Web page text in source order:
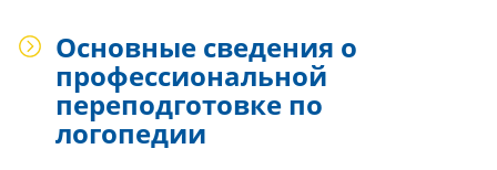
Основные сведения о
профессиональной
переподготовке по
логопедии